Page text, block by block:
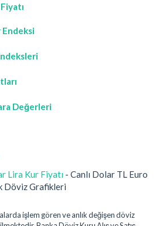
Endeksi
Değerleri
Lira Kur Fiyatı - Canlı Dolar TL Euro
Döviz Grafikleri
işlem gören ve anlık değişen döviz